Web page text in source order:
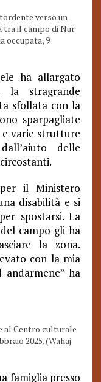
verso un
tra il campo di Nur
occupata, 9
ha allargato
la stragrande
sfollata con la
sparpagliate
e varie strutture
delle
il Ministero
disabilità e si
spostarsi. La
campo gli ha
la zona.
con la mia
ha
al Centro culturale
2025. (Wahaj
famiglia presso